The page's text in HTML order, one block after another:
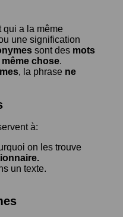
qui a la même
une signification
sont des mots
chose.
, la phrase ne
à:
on les trouve
un texte.